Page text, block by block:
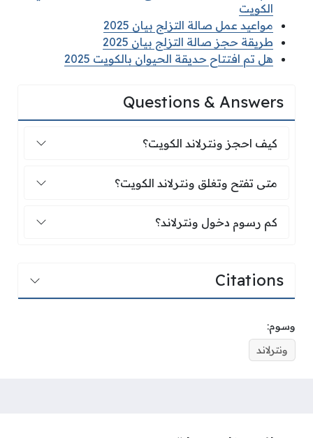
الكويت
مواعيد عمل صالة التزلج بيان 2025
طريقة حجز صالة التزلج بيان 2025
هل تم افتتاح حديقة الحيوان بالكويت 2025
Questions & Answers
كيف احجز ونترلاند الكويت؟
كيف احجز ونترلاند الكويت؟
متى تفتح وتغلق ونترلاند الكويت؟
متى تفتح وتغلق ونترلاند الكويت؟
كم رسوم دخول ونترلاند؟
كم رسوم دخول ونترلاند؟
Citations
وسوم:
ونترلاند